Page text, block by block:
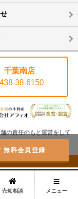
千葉南店
38-6150
の責任のもと運営をして
無料会員登録
売却相談 メニュー